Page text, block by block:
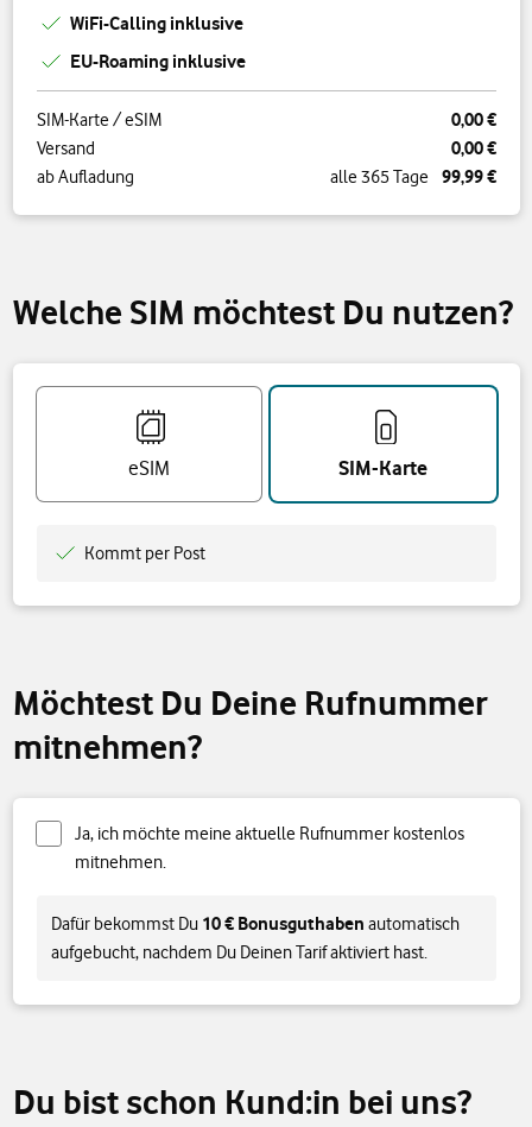
WiFi-Calling inklusive
EU-Roaming inklusive
SIM-Karte / eSIM 0,00 €
Versand 0,00 €
ab Aufladung alle 365 Tage 99,99 €
Welche SIM möchtest Du nutzen?
eSIM SIM-Karte
Kommt per Post
Möchtest Du Deine Rufnummer
mitnehmen?
Ja, ich möchte meine aktuelle Rufnummer kostenlos
mitnehmen.
Dafür bekommst Du 10 € Bonusguthaben automatisch
aufgebucht, nachdem Du Deinen Tarif aktiviert hast.
Du bist schon Kund:in bei uns?